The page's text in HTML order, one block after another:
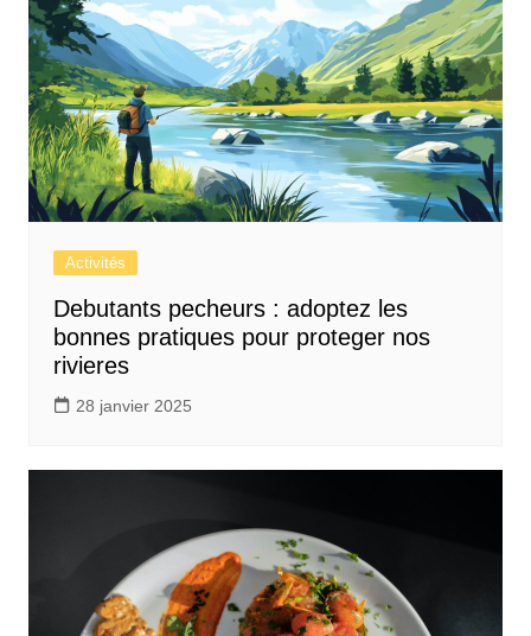
Activités
Debutants pecheurs : adoptez les
bonnes pratiques pour proteger nos
rivieres
28 janvier 2025